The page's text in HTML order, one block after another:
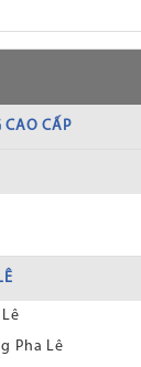
CAO CẤP
Pha Lê